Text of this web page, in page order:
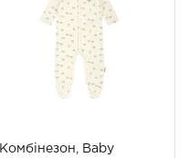
Комбінезон, Baby